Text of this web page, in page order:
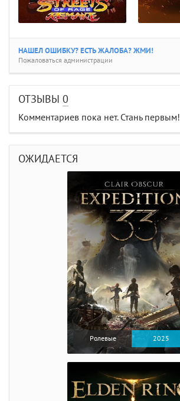
НАШЕЛ ОШИБКУ? ЕСТЬ ЖАЛОБА? ЖМИ!
Пожаловаться администрации
ОТЗЫВЫ 0
Комментариев пока нет. Стань первым!
ОЖИДАЕТСЯ
Ролевые 2025